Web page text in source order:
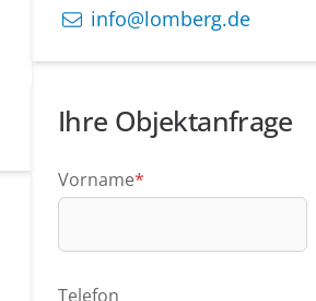
info@lomberg.de
Ihre Objektanfrage
Vorname*
Telefon